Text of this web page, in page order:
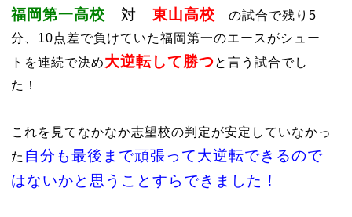
福岡第一高校 対 東山高校 の試合で残り5
分、10点差で負けていた福岡第一のエースがシュー
トを連続で決め大逆転して勝つと言う試合でし
た！
これを見てなかなか志望校の判定が安定していなかっ
た 自分も最後まで頑張って大逆転できるので
はないかと思うことすらできました！